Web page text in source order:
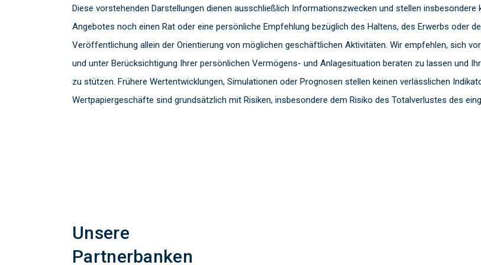
Diese vorstehenden Darstellungen dienen ausschließlich Informationszwecken und stellen
Angebotes noch einen Rat oder eine persönliche Empfehlung bezüglich des Haltens, des Erwerbs oder
Veröffentlichung allein der Orientierung von möglichen geschäftlichen Aktivitäten. Wir empfehlen, sich
und unter Berücksichtigung Ihrer persönlichen Vermögens- und Anlagesituation beraten zu lassen und
zu stützen. Frühere Wertentwicklungen, Simulationen oder Prognosen stellen keinen verlässlichen
Wertpapiergeschäfte sind grundsätzlich mit Risiken, insbesondere dem Risiko des Totalverlustes des
Unsere
Partnerbanken